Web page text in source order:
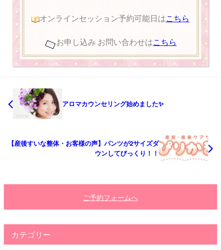
オンラインセッション予約可能日はこちら
お申し込み お問い合わせはこちら
アロマカウンセリング始めました✨
【産後すいな整体・お客様の声】パンツが2サイズダ
ウンしてびっくり！！
ご予約フォームへ
カテゴリー